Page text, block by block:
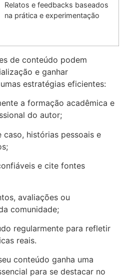
Relatos e feedbacks baseados
na prática e experimentação
de conteúdo podem
e ganhar
estratégias eficientes:
a formação acadêmica e
do autor;
caso, histórias pessoais e
e cite fontes
avaliações ou
comunidade;
regularmente para refletir
reais.
conteúdo ganha uma
para se destacar no